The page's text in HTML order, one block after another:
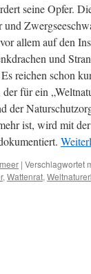
seine Opfer.
und
allem auf den
und
reichen schon
für ein
ist, wird mit
| Verschlagwortet
, Wattenrat,